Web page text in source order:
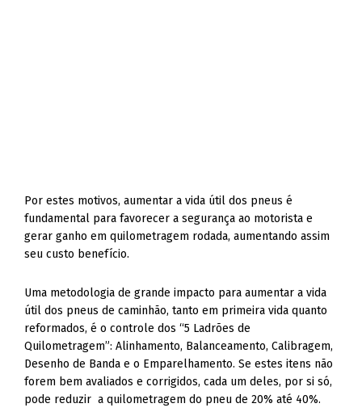
Por estes motivos, aumentar a vida útil dos pneus é
fundamental para favorecer a segurança ao motorista e
gerar ganho em quilometragem rodada, aumentando assim
seu custo benefício.
Uma metodologia de grande impacto para aumentar a vida
útil dos pneus de caminhão, tanto em primeira vida quanto
reformados, é o controle dos “5 Ladrões de
Quilometragem”: Alinhamento, Balanceamento, Calibragem,
Desenho de Banda e o Emparelhamento. Se estes itens não
forem bem avaliados e corrigidos, cada um deles, por si só,
pode reduzir a quilometragem do pneu de 20% até 40%.